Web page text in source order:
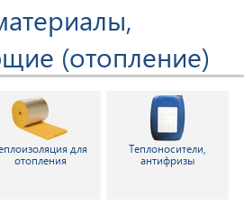
(отопление)
для
отопления
Теплоносители,
антифризы